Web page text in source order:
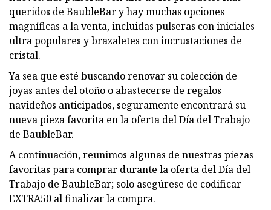
queridos de BaubleBar y hay muchas opciones
magníficas a la venta, incluidas pulseras con iniciales
ultra populares y brazaletes con incrustaciones de
cristal.
Ya sea que esté buscando renovar su colección de
joyas antes del otoño o abastecerse de regalos
navideños anticipados, seguramente encontrará su
nueva pieza favorita en la oferta del Día del Trabajo
de BaubleBar.
A continuación, reunimos algunas de nuestras piezas
favoritas para comprar durante la oferta del Día del
Trabajo de BaubleBar; solo asegúrese de codificar
EXTRA50 al finalizar la compra.